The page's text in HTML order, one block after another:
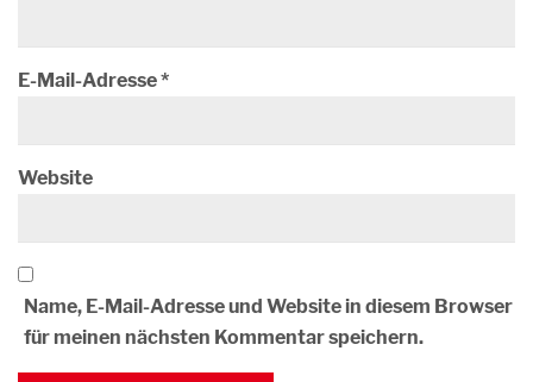
E-Mail-Adresse*
Website
Name, E-Mail-Adresse und Website in diesem Browser
für meinen nächsten Kommentar speichern.